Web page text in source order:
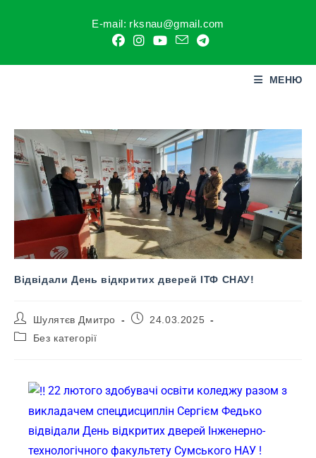
E-mail: rksnau@gmail.com
МЕНЮ
Відвідали День відкритих дверей ІТФ СНАУ!
Шулятєв Дмитро
24.03.2025
Без категорії
22 лютого здобувачі освіти коледжу разом з
викладачем спецдисциплін Сергієм Федько
відвідали День відкритих дверей Інженерно-
технологічного факультету Сумського НАУ !